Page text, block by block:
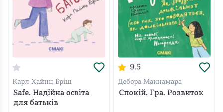
Карл Хайнц Бріш
Safe. Надійна освіта
для батьків
9.5
Дебора Макнамара
Спокій. Гра. Розвиток